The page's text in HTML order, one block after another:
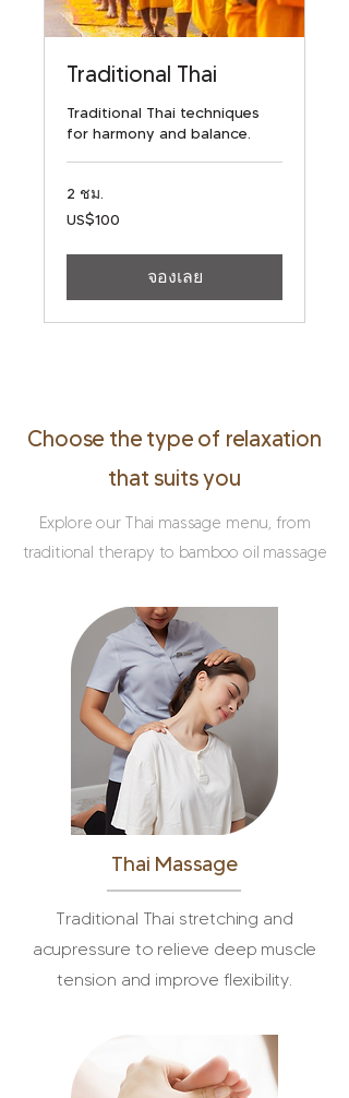
Traditional Thai
Traditional Thai techniques
for harmony and balance.
2 ชม.
100
ดอลลาร์
US$100
จองเลย
Choose the type of relaxation
that suits you
Explore our Thai massage menu, from
traditional therapy to bamboo oil massage
Thai Massage
Traditional Thai stretching and
acupressure to relieve deep muscle
tension and improve flexibility.